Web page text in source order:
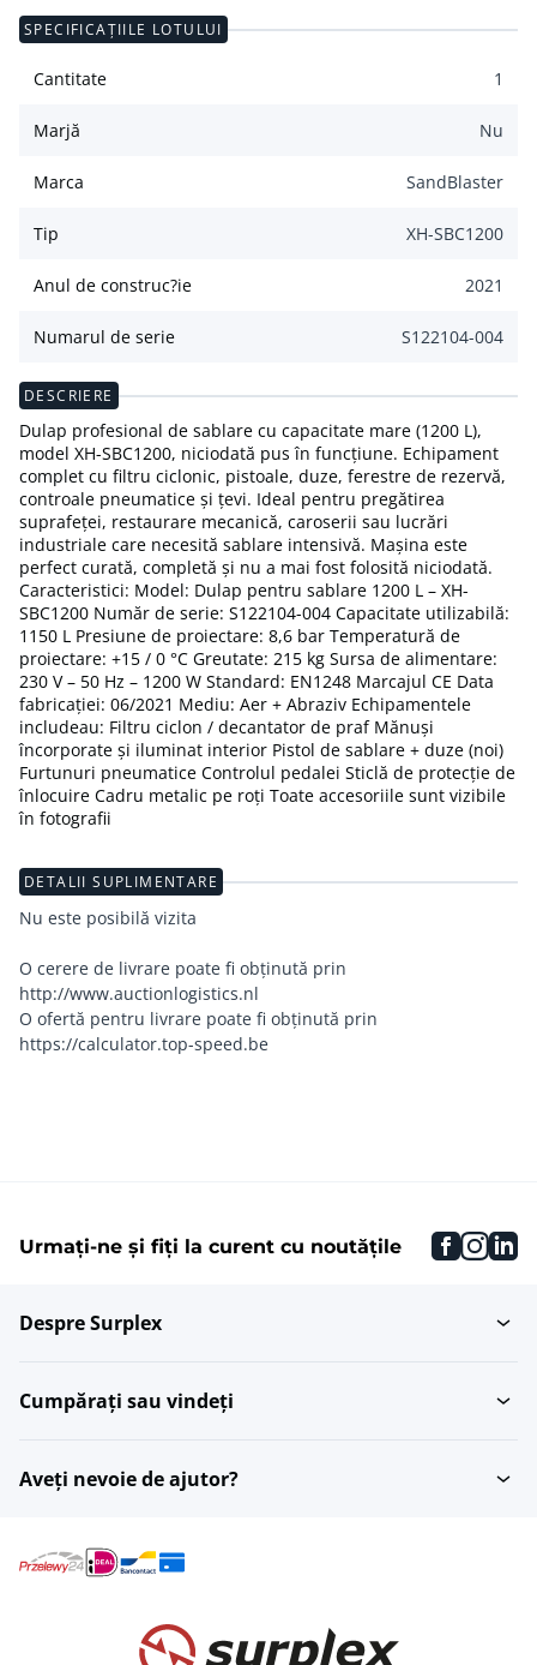
SPECIFICAȚIILE LOTULUI
Cantitate 1
Marjă Nu
Marca SandBlaster
Tip XH-SBC1200
Anul de construc?ie 2021
Numarul de serie S122104-004
DESCRIERE
Dulap profesional de sablare cu capacitate mare (1200 L),
model XH-SBC1200, niciodată pus în funcțiune. Echipament
complet cu filtru ciclonic, pistoale, duze, ferestre de rezervă,
controale pneumatice și țevi. Ideal pentru pregătirea
suprafeței, restaurare mecanică, caroserii sau lucrări
industriale care necesită sablare intensivă. Mașina este
perfect curată, completă și nu a mai fost folosită niciodată.
Caracteristici: Model: Dulap pentru sablare 1200 L – XH-
SBC1200 Număr de serie: S122104-004 Capacitate utilizabilă:
1150 L Presiune de proiectare: 8,6 bar Temperatură de
proiectare: +15 / 0 °C Greutate: 215 kg Sursa de alimentare:
230 V – 50 Hz – 1200 W Standard: EN1248 Marcajul CE Data
fabricației: 06/2021 Mediu: Aer + Abraziv Echipamentele
includeau: Filtru ciclon / decantator de praf Mănuși
încorporate și iluminat interior Pistol de sablare + duze (noi)
Furtunuri pneumatice Controlul pedalei Sticlă de protecție de
înlocuire Cadru metalic pe roți Toate accesoriile sunt vizibile
în fotografii
DETALII SUPLIMENTARE
Nu este posibilă vizita
O cerere de livrare poate fi obținută prin
http://www.auctionlogistics.nl
O ofertă pentru livrare poate fi obținută prin
https://calculator.top-speed.be
Urmați-ne și fiți la curent cu noutățile
Despre Surplex
Cumpărați sau vindeți
Aveți nevoie de ajutor?